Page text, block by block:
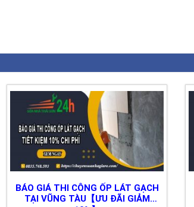
BÁO GIÁ THI CÔNG ỐP LÁT GẠCH
TẠI VŨNG TÀU【ƯU ĐÃI GIẢM